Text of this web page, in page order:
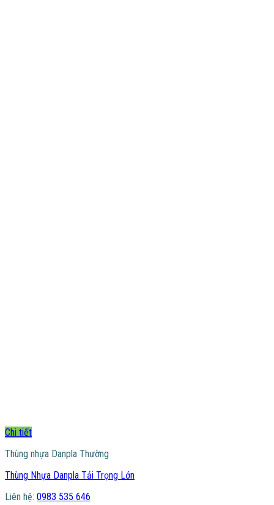
Chi tiết
Thùng nhựa Danpla Thường
Thùng Nhựa Danpla Tải Trọng Lớn
Liên hệ: 0983 535 646